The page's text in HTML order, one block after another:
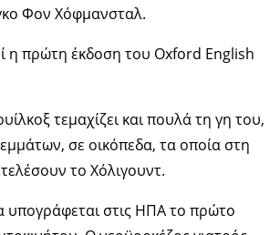
Φον Χόφμανσταλ.
η πρώτη έκδοση του Oxford English
τεμαχίζει και πουλά τη γη του,
σε οικόπεδα, τα οποία στη
το Χόλιγουντ.
υπογράφεται στις ΗΠΑ το πρώτο